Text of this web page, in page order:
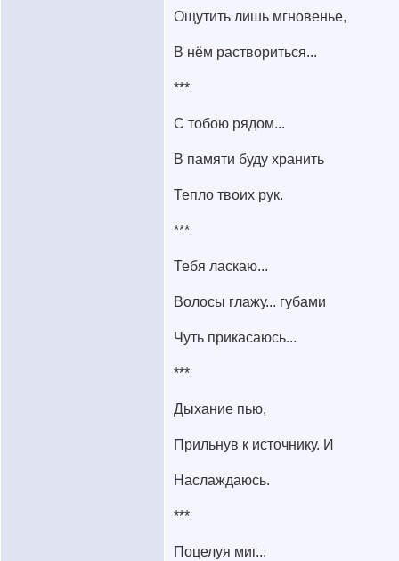
Ощутить лишь мгновенье,
В нём раствориться...
***
С тобою рядом...
В памяти буду хранить
Тепло твоих рук.
***
Тебя ласкаю...
Волосы глажу... губами
Чуть прикасаюсь...
***
Дыхание пью,
Прильнув к источнику. И
Наслаждаюсь.
***
Поцелуя миг...